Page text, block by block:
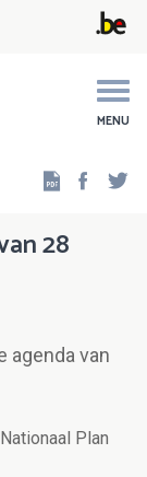
MENU
28
agenda van
Plan